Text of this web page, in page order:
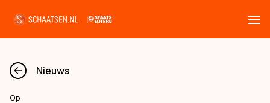
Nieuws
Nieuws
Op